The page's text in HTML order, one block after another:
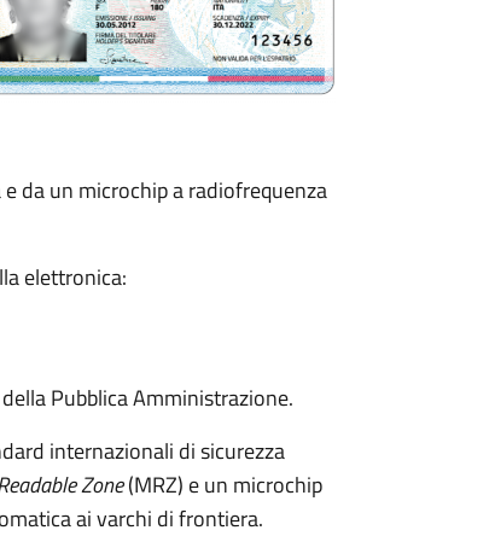
da un microchip a radiofrequenza
elettronica:
Pubblica Amministrazione.
internazionali di sicurezza
Zone(MRZ) e un microchip
ai varchi di frontiera.